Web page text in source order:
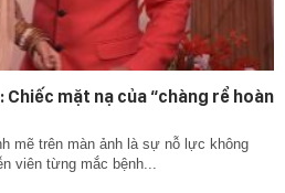
mặt nạ của “chàng rể hoàn
mẽ trên màn ảnh là sự nỗ lực không
viên từng mắc bệnh...